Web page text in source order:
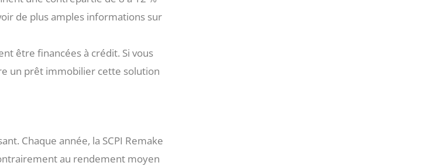
de plus amples informations sur
être financées à crédit. Si vous
un prêt immobilier cette solution
Chaque année, la SCPI Remake
au rendement moyen